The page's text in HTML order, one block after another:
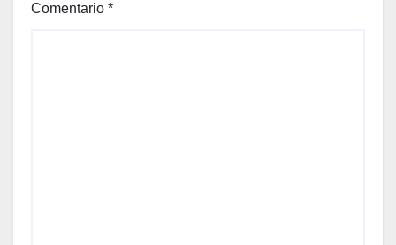
Comentario *